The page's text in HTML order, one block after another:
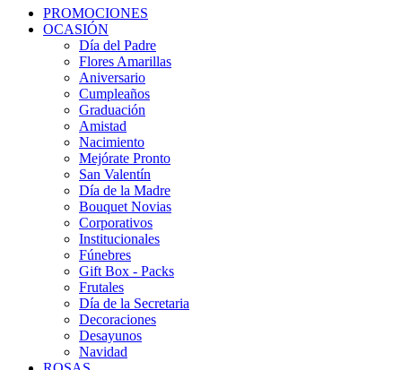
PROMOCIONES
OCASIÓN
Día del Padre
Flores Amarillas
Aniversario
Cumpleaños
Graduación
Amistad
Nacimiento
Mejórate Pronto
San Valentín
Día de la Madre
Bouquet Novias
Corporativos
Institucionales
Fúnebres
Gift Box - Packs
Frutales
Día de la Secretaria
Decoraciones
Desayunos
Navidad